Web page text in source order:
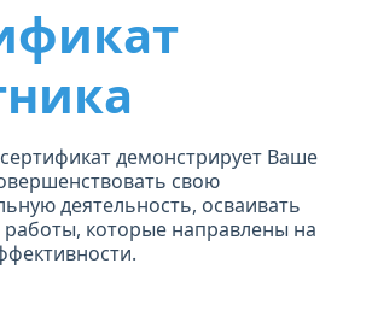
демонстрирует Ваше
свою
деятельность, осваивать
которые направлены на